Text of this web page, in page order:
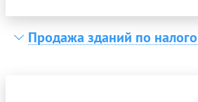
Продажа зданий по